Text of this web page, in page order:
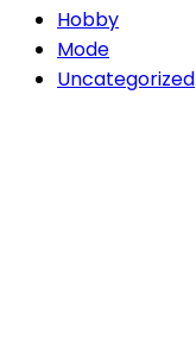
Hobby
Mode
Uncategorized